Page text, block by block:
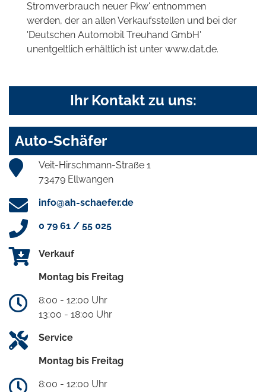
Stromverbrauch neuer Pkw' entnommen
werden, der an allen Verkaufsstellen und bei der
'Deutschen Automobil Treuhand GmbH'
unentgeltlich erhältlich ist unter www.dat.de.
Ihr Kontakt zu uns:
Auto-Schäfer
Veit-Hirschmann-Straße 1
73479 Ellwangen
info@ah-schaefer.de
0 79 61 / 55 025
Verkauf
Montag bis Freitag
8:00 - 12:00 Uhr
13:00 - 18:00 Uhr
Service
Montag bis Freitag
8:00 - 12:00 Uhr